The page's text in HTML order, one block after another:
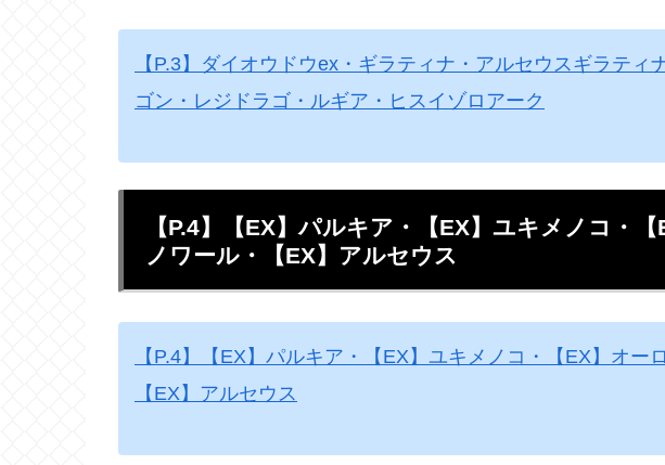
【P.3】ダイオウドウex・ギラティナ・アルセウスギラティ
ゴン・レジドラゴ・ルギア・ヒスイゾロアーク
【P.4】【EX】パルキア・【EX】ユキメノコ・
ノワール・【EX】アルセウス
【P.4】【EX】パルキア・【EX】ユキメノコ・【EX】オー
【EX】アルセウス